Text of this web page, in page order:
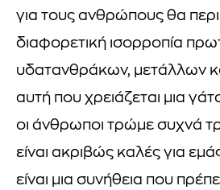
για τους ανθρώπους θα
διαφορετική ισορροπία
υδατανθράκων, μετάλλων
αυτή που χρειάζεται μια
οι άνθρωποι τρώμε συχνά
είναι ακριβώς καλές για
είναι μια συνήθεια που